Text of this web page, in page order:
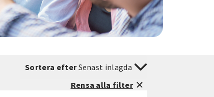
Sortera efterSenast inlagda
Rensa alla filter